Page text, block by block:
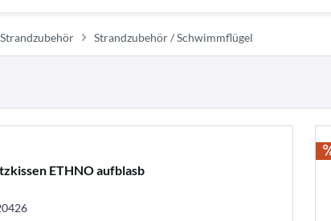
Strandzubehör / Schwimmflügel
ETHNO aufblasb